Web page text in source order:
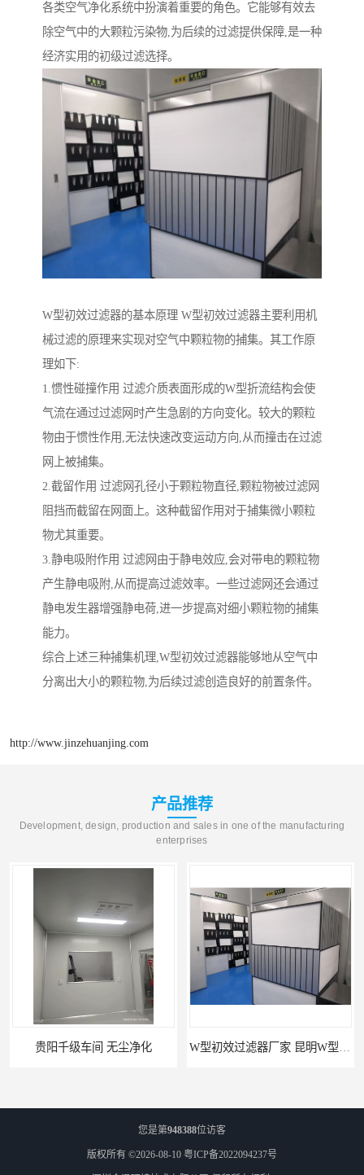
各类空气净化系统中扮演着重要的角色。它能够有效去
除空气中的大颗粒污染物,为后续的过滤提供保障,是一种
经济实用的初级过滤选择。
W型初效过滤器的基本原理 W型初效过滤器主要利用机
械过滤的原理来实现对空气中颗粒物的捕集。其工作原
理如下:
1.惯性碰撞作用 过滤介质表面形成的W型折流结构会使
气流在通过过滤网时产生急剧的方向变化。较大的颗粒
物由于惯性作用,无法快速改变运动方向,从而撞击在过滤
网上被捕集。
2.截留作用 过滤网孔径小于颗粒物直径,颗粒物被过滤网
阻挡而截留在网面上。这种截留作用对于捕集微小颗粒
物尤其重要。
3.静电吸附作用 过滤网由于静电效应,会对带电的颗粒物
产生静电吸附,从而提高过滤效率。一些过滤网还会通过
静电发生器增强静电荷,进一步提高对细小颗粒物的捕集
能力。
综合上述三种捕集机理,W型初效过滤器能够地从空气中
分离出大小的颗粒物,为后续过滤创造良好的前置条件。
http://www.jinzehuanjing.com
产品推荐
Development, design, production and sales in one of the manufacturing
enterprises
尘净化 W型初效过滤器厂家 昆明W型初效过滤器厂 金泽
您是第948388位访客
版权所有 ©2026-08-10 粤ICP备2022094237号